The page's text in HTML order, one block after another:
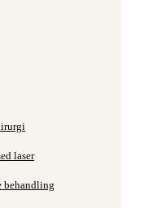
laser
behandling